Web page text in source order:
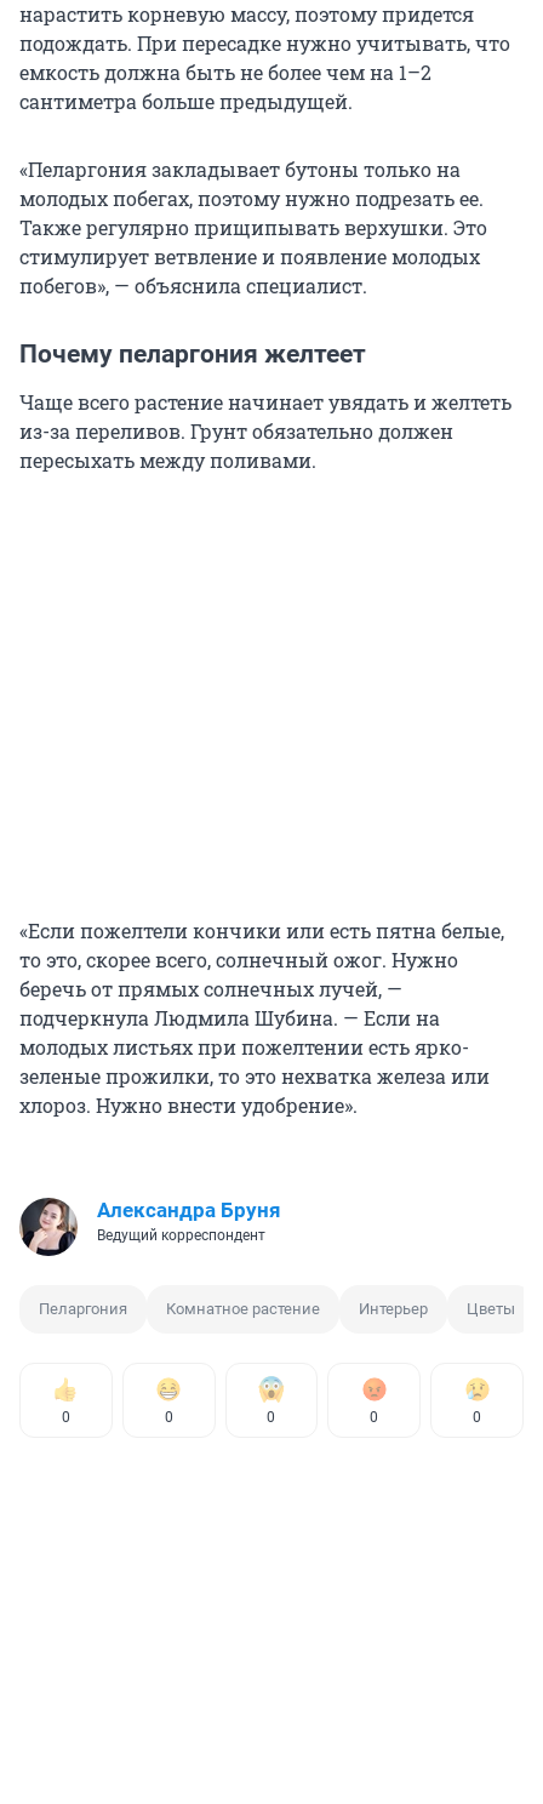
нарастить корневую массу, поэтому придется
подождать. При пересадке нужно учитывать, что
емкость должна быть не более чем на 1–2
сантиметра больше предыдущей.
«Пеларгония закладывает бутоны только на
молодых побегах, поэтому нужно подрезать ее.
Также регулярно прищипывать верхушки. Это
стимулирует ветвление и появление молодых
побегов», — объяснила специалист.
Почему пеларгония желтеет
Чаще всего растение начинает увядать и желтеть
из-за переливов. Грунт обязательно должен
пересыхать между поливами.
«Если пожелтели кончики или есть пятна белые,
то это, скорее всего, солнечный ожог. Нужно
беречь от прямых солнечных лучей, —
подчеркнула Людмила Шубина. — Если на
молодых листьях при пожелтении есть ярко-
зеленые прожилки, то это нехватка железа или
хлороз. Нужно внести удобрение».
Александра Бруня
Ведущий корреспондент
Пеларгония Комнатное растение Интерьер Цветы
0 0 0 0 0